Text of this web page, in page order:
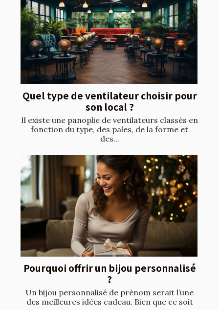
Quel type de ventilateur choisir pour
son local ?
Il existe une panoplie de ventilateurs classés en
fonction du type, des pales, de la forme et
des...
Pourquoi offrir un bijou personnalisé
?
Un bijou personnalisé de prénom serait l’une
des meilleures idées cadeau. Bien que ce soit